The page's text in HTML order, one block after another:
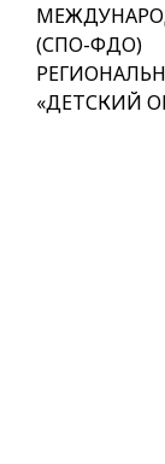
(СПО-ФДО)
«ДЕТСКИЙ